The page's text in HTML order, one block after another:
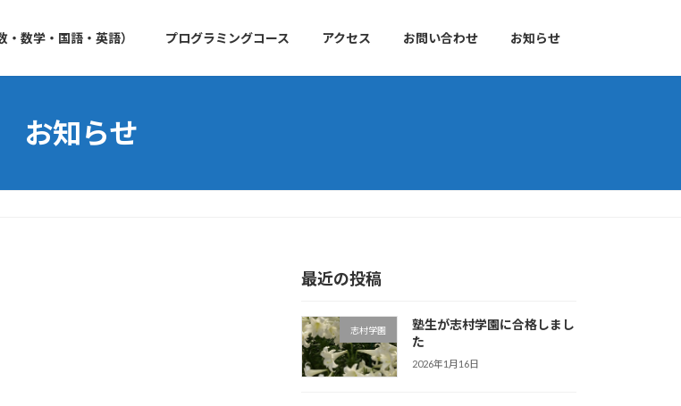
・数学・国語・英語） プログラミングコース アクセス お問い合わせ お知らせ
お知らせ
最近の投稿
志村学園
塾生が志村学園に合格しまし
た
2026年1月16日